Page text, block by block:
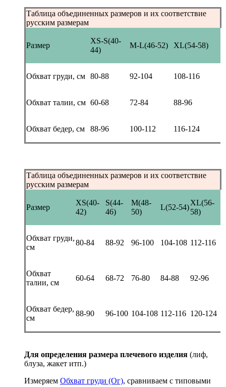
Таблица объединенных размеров и их соответствие
русским размерам
Размер
XS-S(40-
44)
M-L(46-52) XL(54-58)
Обхват груди, см 80-88 92-104 108-116
Обхват талии, см 60-68 72-84 88-96
Обхват бедер, см 88-96 100-112 116-124
Таблица объединенных размеров и их соответствие
русским размерам
Размер
XS(40-
42)
S(44-
46)
M(48-
50)
L(52-54)
XL(56-
58)
Обхват груди,
см
80-84 88-92 96-100 104-108 112-116
Обхват
талии, см
60-64 68-72 76-80 84-88 92-96
Обхват бедер,
см
88-90 96-100 104-108 112-116 120-124
Для определения размера плечевого изделия (лиф,
блуза, жакет итп.)
Измеряем Обхват груди (Ог), сравниваем с типовыми